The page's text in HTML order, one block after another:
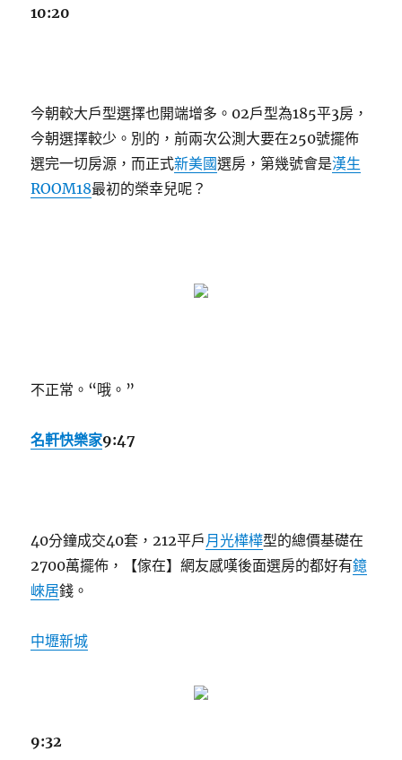
10:20
今朝較大戶型選擇也開端增多。02戶型為185平3房，
今朝選擇較少。別的，前兩次公測大要在250號擺佈
選完一切房源，而正式新美國選房，第幾號會是漢生
ROOM18最初的榮幸兒呢？
不正常。“哦。”
名軒快樂家9:47
40分鐘成交40套，212平戶月光樺樺型的總價基礎在
2700萬擺佈，【傢在】網友感嘆後面選房的都好有鐿
崍居錢。
中壢新城
9:32